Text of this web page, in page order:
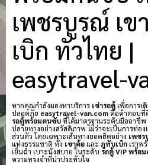
เพชรบูรณ์ เ
เบิก ทั่วไทย |
easytravel-
หากคุณกำลังมองหาบริการ เช่ารถตู้เพื่อการเ
ปลอดภัย easytravel-van.comคือคำตอบที่
รถตู้พร้อมคนขับที่ได้มาตรฐานระดับมืออาชี
ปลายทางอย่างสวัสดิภาพ ไม่ว่าจะเป็นการท่อ
ส่วนตัว โดยเฉพาะเส้นทางยอดฮิตอย่าง เพช
แห่งธรรมชาติ ทั้ง เขาค้อและ ภูทับเบิกเราพ
เย็นฉ่ำ เบาะนั่งสบาย ในระดับ รถตู้ VIP พร้อ
ความทรงจำที่น่าประทับใจ